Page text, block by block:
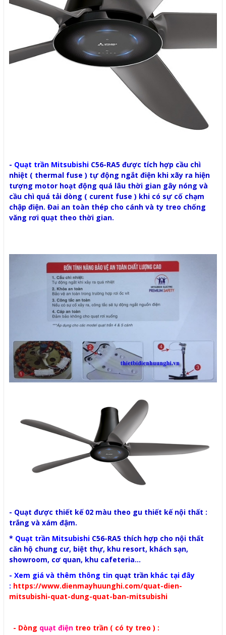
- Quạt trần Mitsubishi C56-RA5 được tích hợp cầu chì
nhiệt ( thermal fuse ) tự động ngắt điện khi xãy ra hiện
tượng motor hoạt động quá lâu thời gian gây nóng và
cầu chì quá tải dòng ( curent fuse ) khi có sự cố chạm
chập điện. Đai an toàn thép cho cánh và ty treo chống
văng rơi quạt theo thời gian.
- Quạt được thiết kế 02 màu theo gu thiết kế nội thất :
trắng và xám đậm.
* Quạt trần Mitsubishi C56-RA5 thích hợp cho nội thất
căn hộ chung cư, biệt thự, khu resort, khách sạn,
showroom, cơ quan, khu cafeteria...
- Xem giá và thêm thông tin quạt trần khác tại đây
: https://www.dienmayhuunghi.com/quat-dien-
mitsubishi-quat-dung-quat-ban-mitsubishi
- Dòng quạt điện treo trần ( có ty treo ) :